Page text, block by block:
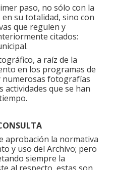
paso, no sólo con la
su totalidad, sino con
que regulen y
citados:
a raíz de la
en los programas de
numerosas fotografías
actividades que se han
aprobación la normativa
y uso del Archivo; pero
siempre la
al respecto, estas son